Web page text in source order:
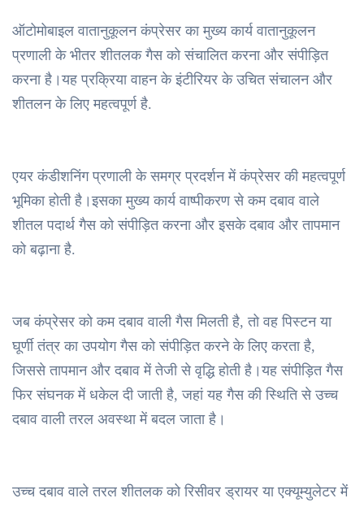
ऑटोमोबाइल वातानुकूलन कंप्रेसर का मुख्य कार्य वातानुकूलन
प्रणाली के भीतर शीतलक गैस को संचालित करना और संपीड़ित
करना है।यह प्रक्रिया वाहन के इंटीरियर के उचित संचालन और
शीतलन के लिए महत्वपूर्ण है.
एयर कंडीशनिंग प्रणाली के समग्र प्रदर्शन में कंप्रेसर की महत्वपूर्ण
भूमिका होती है।इसका मुख्य कार्य वाष्पीकरण से कम दबाव वाले
शीतल पदार्थ गैस को संपीड़ित करना और इसके दबाव और तापमान
को बढ़ाना है.
जब कंप्रेसर को कम दबाव वाली गैस मिलती है, तो वह पिस्टन या
घूर्णी तंत्र का उपयोग गैस को संपीड़ित करने के लिए करता है,
जिससे तापमान और दबाव में तेजी से वृद्धि होती है।यह संपीड़ित गैस
फिर संघनक में धकेल दी जाती है, जहां यह गैस की स्थिति से उच्च
दबाव वाली तरल अवस्था में बदल जाता है।
उच्च दबाव वाले तरल शीतलक को रिसीवर ड्रायर या एक्यूम्युलेटर में